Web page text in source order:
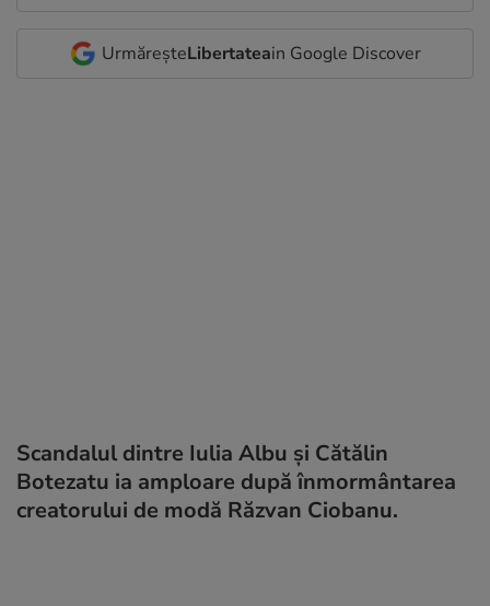
UrmăreșteLibertateain Google Discover
Scandalul dintre Iulia Albu și Cătălin
Botezatu ia amploare după înmormântarea
creatorului de modă Răzvan Ciobanu.